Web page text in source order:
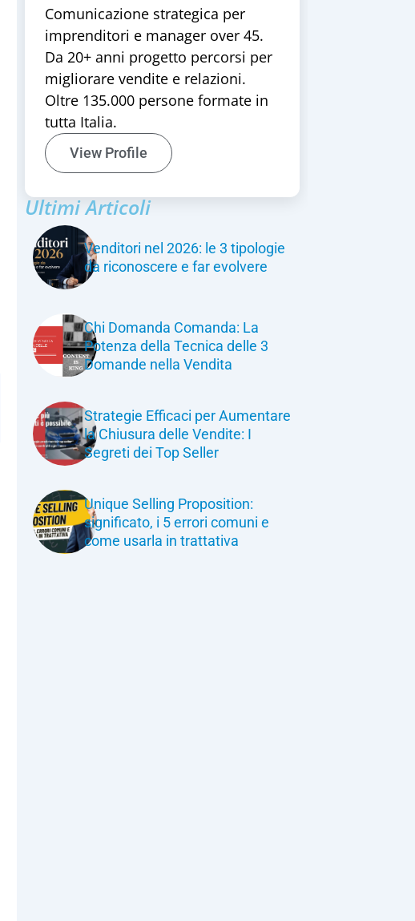
Comunicazione strategica per
imprenditori e manager over 45.
Da 20+ anni progetto percorsi per
migliorare vendite e relazioni.
Oltre 135.000 persone formate in
tutta Italia.
View Profile
Ultimi Articoli
Venditori nel 2026: le 3 tipologie
da riconoscere e far evolvere
Chi Domanda Comanda: La
Potenza della Tecnica delle 3
Domande nella Vendita
Strategie Efficaci per Aumentare
la Chiusura delle Vendite: I
Segreti dei Top Seller
Unique Selling Proposition:
significato, i 5 errori comuni e
come usarla in trattativa